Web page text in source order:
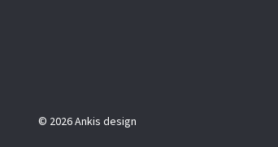
© 2026 Ankis design